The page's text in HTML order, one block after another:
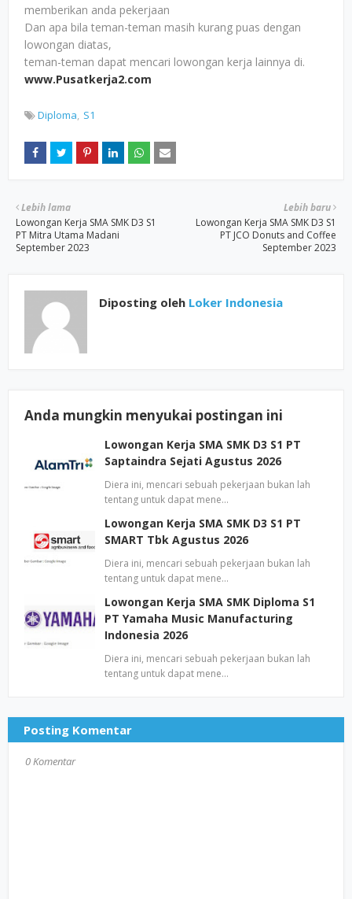
memberikan anda pekerjaan
Dan apa bila teman-teman masih kurang puas dengan
lowongan diatas,
teman-teman dapat mencari lowongan kerja lainnya di.
www.Pusatkerja2.com
Diploma S1
Lebih baru
Lowongan Kerja SMA SMK D3 S1
PT JCO Donuts and Coffee
September 2023
Lebih lama
Lowongan Kerja SMA SMK D3 S1
PT Mitra Utama Madani
September 2023
Diposting oleh Loker Indonesia
Anda mungkin menyukai postingan ini
Lowongan Kerja SMA SMK D3 S1 PT
Saptaindra Sejati Agustus 2026
Diera ini, mencari sebuah pekerjaan bukan lah
tentang untuk dapat mene…
Lowongan Kerja SMA SMK D3 S1 PT
SMART Tbk Agustus 2026
Diera ini, mencari sebuah pekerjaan bukan lah
tentang untuk dapat mene…
Lowongan Kerja SMA SMK Diploma S1
PT Yamaha Music Manufacturing
Indonesia 2026
Diera ini, mencari sebuah pekerjaan bukan lah
tentang untuk dapat mene…
Posting Komentar
0 Komentar